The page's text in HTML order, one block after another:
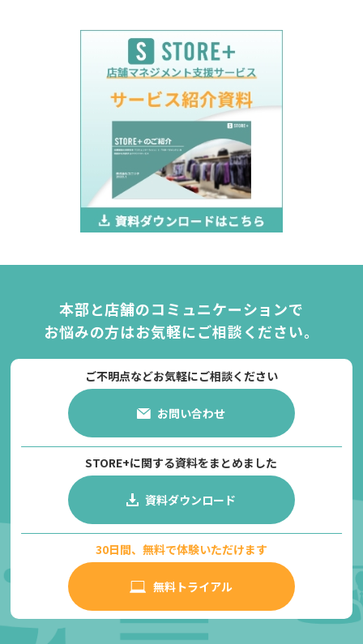
本部と店舗のコミュニケーションで
お悩みの方はお気軽にご相談ください。
ご不明点などお気軽にご相談ください
お問い合わせ
STORE+に関する資料をまとめました
資料ダウンロード
30日間、無料で体験いただけます
無料トライアル